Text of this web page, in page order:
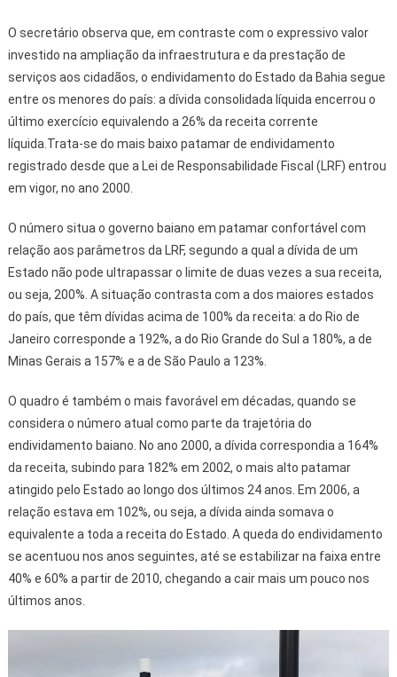
O secretário observa que, em contraste com o expressivo valor
investido na ampliação da infraestrutura e da prestação de
serviços aos cidadãos, o endividamento do Estado da Bahia segue
entre os menores do país: a dívida consolidada líquida encerrou o
último exercício equivalendo a 26% da receita corrente
líquida.Trata-se do mais baixo patamar de endividamento
registrado desde que a Lei de Responsabilidade Fiscal (LRF) entrou
em vigor, no ano 2000.
O número situa o governo baiano em patamar confortável com
relação aos parâmetros da LRF, segundo a qual a dívida de um
Estado não pode ultrapassar o limite de duas vezes a sua receita,
ou seja, 200%. A situação contrasta com a dos maiores estados
do país, que têm dívidas acima de 100% da receita: a do Rio de
Janeiro corresponde a 192%, a do Rio Grande do Sul a 180%, a de
Minas Gerais a 157% e a de São Paulo a 123%.
O quadro é também o mais favorável em décadas, quando se
considera o número atual como parte da trajetória do
endividamento baiano. No ano 2000, a dívida correspondia a 164%
da receita, subindo para 182% em 2002, o mais alto patamar
atingido pelo Estado ao longo dos últimos 24 anos. Em 2006, a
relação estava em 102%, ou seja, a dívida ainda somava o
equivalente a toda a receita do Estado. A queda do endividamento
se acentuou nos anos seguintes, até se estabilizar na faixa entre
40% e 60% a partir de 2010, chegando a cair mais um pouco nos
últimos anos.